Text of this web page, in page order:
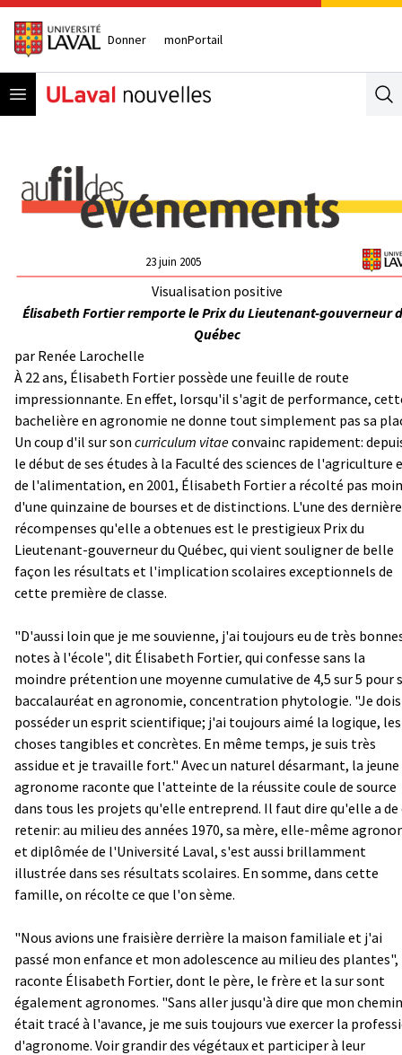
Donner monPortail
Open menu
23 juin 2005
Visualisation positive
Élisabeth Fortier remporte le Prix du Lieutenant-gouverneur
Québec
par Renée Larochelle
À 22 ans, Élisabeth Fortier possède une feuille de route
impressionnante. En effet, lorsqu'il s'agit de performance,
bachelière en agronomie ne donne tout simplement pas sa
Un coup d'il sur son curriculum vitaeconvainc rapidement:
le début de ses études à la Faculté des sciences de l'agriculture
de l'alimentation, en 2001, Élisabeth Fortier a récolté pas
d'une quinzaine de bourses et de distinctions. L'une des
récompenses qu'elle a obtenues est le prestigieux Prix du
Lieutenant-gouverneur du Québec, qui vient souligner de belle
façon les résultats et l'implication scolaires exceptionnels de
cette première de classe.
"D'aussi loin que je me souvienne, j'ai toujours eu de très
notes à l'école", dit Élisabeth Fortier, qui confesse sans la
moindre prétention une moyenne cumulative de 4,5 sur 5 pour
baccalauréat en agronomie, concentration phytologie. "Je dois
posséder un esprit scientifique; j'ai toujours aimé la logique, les
choses tangibles et concrètes. En même temps, je suis très
assidue et je travaille fort." Avec un naturel désarmant, la jeune
agronome raconte que l'atteinte de la réussite coule de source
dans tous les projets qu'elle entreprend. Il faut dire qu'elle a de
retenir: au milieu des années 1970, sa mère, elle-même
et diplômée de l'Université Laval, s'est aussi brillamment
illustrée dans ses résultats scolaires. En somme, dans cette
famille, on récolte ce que l'on sème.
"Nous avions une fraisière derrière la maison familiale et j'ai
passé mon enfance et mon adolescence au milieu des plantes",
raconte Élisabeth Fortier, dont le père, le frère et la sur sont
également agronomes. "Sans aller jusqu'à dire que mon chemin
était tracé à l'avance, je me suis toujours vue exercer la
d'agronome. Voir grandir des végétaux et participer à leur